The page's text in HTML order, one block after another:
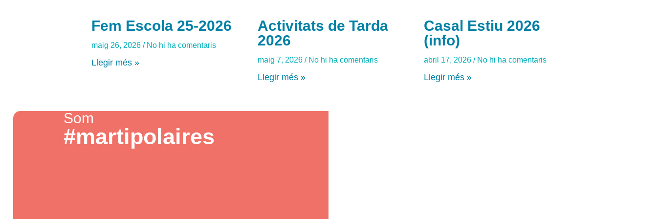
Fem Escola 25-2026
maig 26, 2026 No hi ha comentaris
Llegir més »
Activitats de Tarda
2026
maig 7, 2026 No hi ha comentaris
Llegir més »
Casal Estiu 2026
(info)
abril 17, 2026 No hi ha comentaris
Llegir més »
Som
#martipolaires